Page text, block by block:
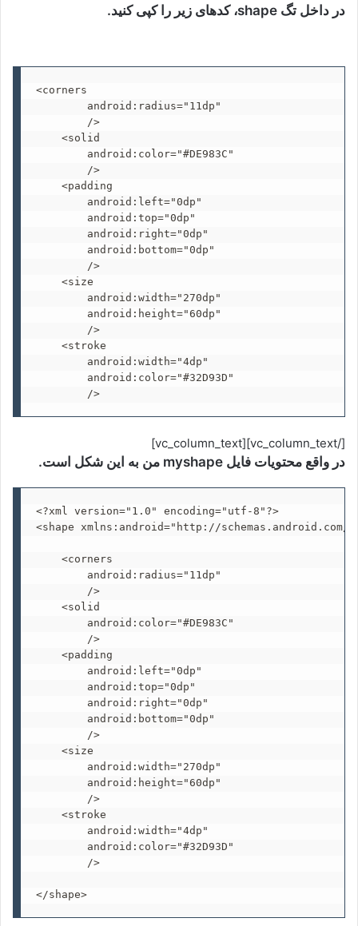
در داخل تگ shape، کدهای زیر را کپی کنید.
<corners
        android:radius="11dp"
        />
    <solid
        android:color="#DE983C"
        />
    <padding
        android:left="0dp"
        android:top="0dp"
        android:right="0dp"
        android:bottom="0dp"
        />
    <size
        android:width="270dp"
        android:height="60dp"
        />
    <stroke
        android:width="4dp"
        android:color="#32D93D"
        />
[/vc_column_text][vc_column_text]
در واقع محتویات فایل myshape من به این شکل است.
<?xml version="1.0" encoding="utf-8"?>
<shape xmlns:android="http://schemas.android.com/
    <corners
        android:radius="11dp"
        />
    <solid
        android:color="#DE983C"
        />
    <padding
        android:left="0dp"
        android:top="0dp"
        android:right="0dp"
        android:bottom="0dp"
        />
    <size
        android:width="270dp"
        android:height="60dp"
        />
    <stroke
        android:width="4dp"
        android:color="#32D93D"
        />
</shape>